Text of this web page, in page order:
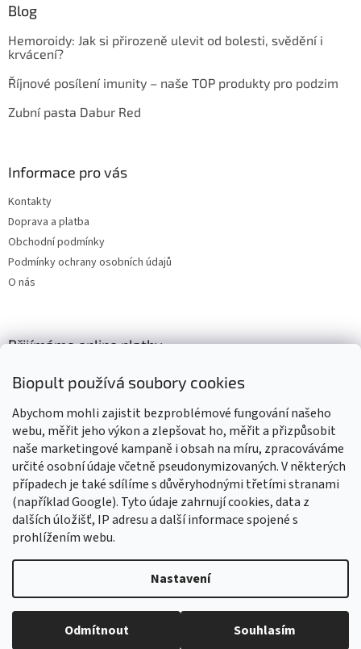
Biopult používá soubory cookies
Abychom mohli zajistit bezproblémové fungování našeho
webu, měřit jeho výkon a zlepšovat ho, měřit a přizpůsobit
naše marketingové kampaně i obsah na míru, zpracováváme
určité osobní údaje včetně pseudonymizovaných. V některých
případech je také sdílíme s důvěryhodnými třetími stranami
(například Google). Tyto údaje zahrnují cookies, data z
dalších úložišť, IP adresu a další informace spojené s
prohlížením webu.
Nastavení
Odmítnout Souhlasím
Vážení zákazníci, z důvodu čerpání dovolené budou všechny
objednávky přijaté v tomto období expedovány od 17. srpna 2026.
Děkujeme za pochopení, trpělivost i vaši přízeň. Přejeme vám krásné
Blog
Hemoroidy: Jak si přirozeně ulevit od bolesti, svědění i
krvácení?
Říjnové posílení imunity – naše TOP produkty pro podzim
Zubní pasta Dabur Red
Informace pro vás
Kontakty
Doprava a platba
Obchodní podmínky
Podmínky ochrany osobních údajů
O nás
Přijímáme online platby
Výrobky označené BIO jsou certifikované kontrolní organizací CZ-
BIO-003
Copyright 2026Biopult.cz. Všechna práva vyhrazena.Upravit